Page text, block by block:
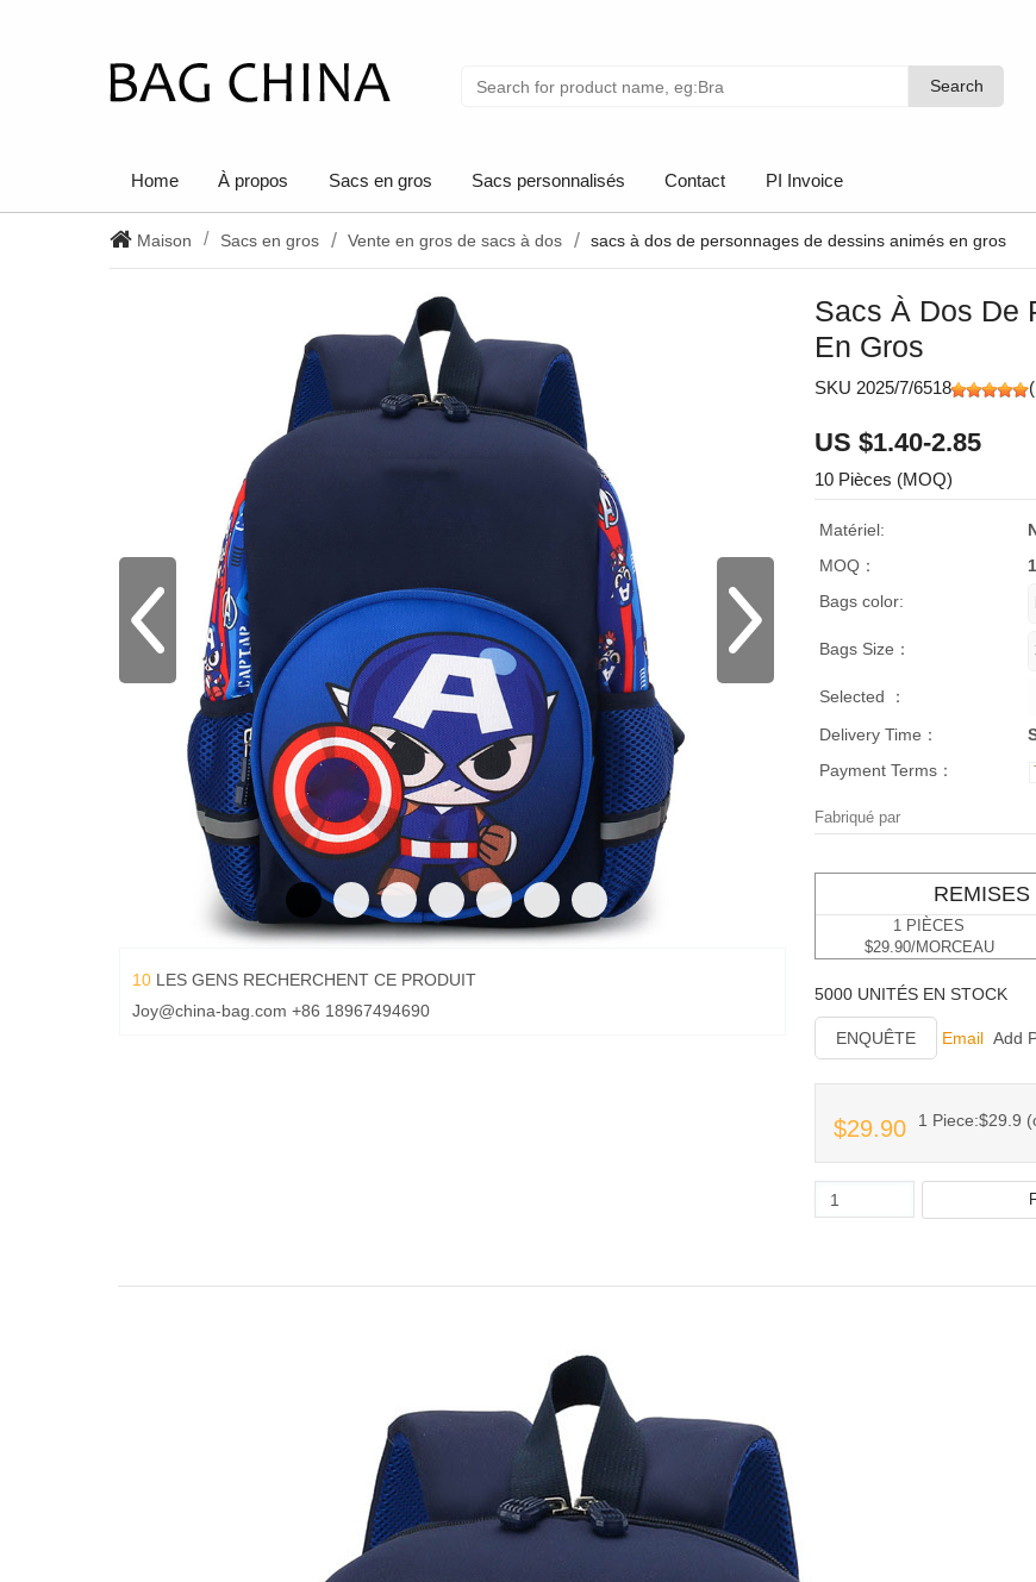
Search
Search
Home À propos Sacs en gros Sacs personnalisés Contact PI Invoice
Maison Sacs en gros Vente en gros de sacs à dos sacs à dos de personnages de dessins animés en gros
10 LES GENS RECHERCHENT CE PRODUIT
Joy@china-bag.com +86 18967494690
Sacs À Dos De
En Gros
SKU 2025/7/6518 (
US $1.40-2.85
10 Pièces (MOQ)
Matériel:
MOQ：
Bags color:
Bags Size：
Selected ：
Delivery Time：
Payment Terms：
Fabriqué par
1 PIÈCES
$29.90/MORCEAU
5000 UNITÉS EN STOCK
ENQUÊTE Email Add
$29.90 1 Piece:$29.9